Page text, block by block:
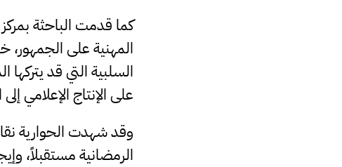
كما قدمت الباحثة بمركز
المهنية على الجمهور،
السلبية التي قد
على الإنتاج الإعلامي
وقد شهدت الحوارية
الرمضانية مستقبلاً،